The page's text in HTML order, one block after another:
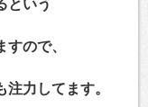
という
ので、
力してます。